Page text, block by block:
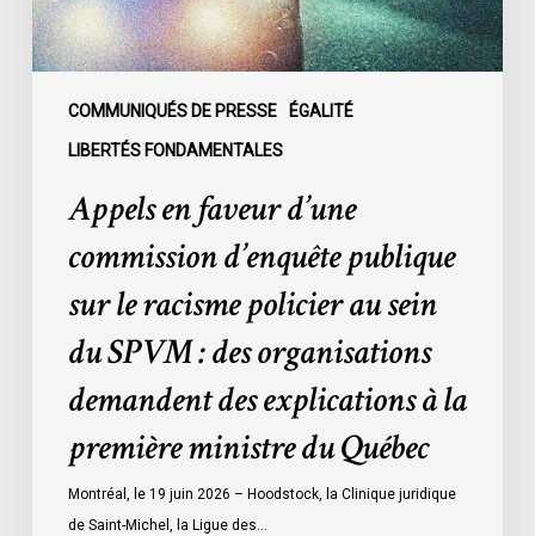
COMMUNIQUÉS DE PRESSE ÉGALITÉ
LIBERTÉS FONDAMENTALES
le
racisme
SPVM
organisations
explications
première
ministre
Appels en faveur d’une
commission d’enquête publique
sur le racisme policier au sein
du SPVM : des organisations
demandent des explications à la
première ministre du Québec
Montréal, le 19 juin 2026 – Hoodstock, la Clinique juridique
de Saint-Michel, la Ligue des…